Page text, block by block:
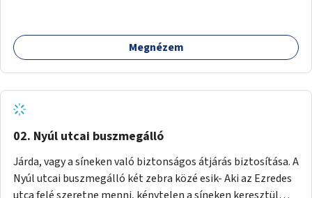
Megnézem
02. Nyúl utcai buszmegálló
Járda, vagy a síneken való biztonságos átjárás biztosítása. A
Nyúl utcai buszmegálló két zebra közé esik- Aki az Ezredes